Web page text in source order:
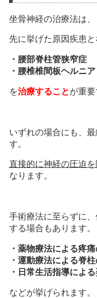
坐骨神経の治療法は、
先に挙げた原因疾患と
・腰部脊柱管狭窄症
・腰椎椎間板ヘルニア
を治療することが重要
いずれの場合にも、
す。
直接的に神経の圧迫
なります。
手術療法に至らずに
する場合もあります。
・薬物療法による疼
・運動療法による脊
・日常生活指導によ
などが挙げられます。